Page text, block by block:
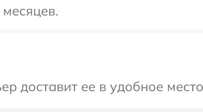
доставит ее в удобное